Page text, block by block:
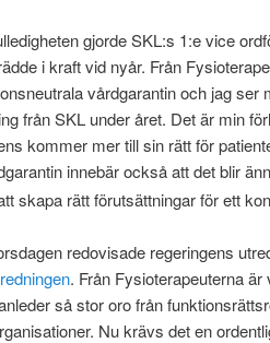
gjorde SKL:s 1:e vice
i kraft vid nyår. Från
vårdgarantin och jag ser
från SKL under året. Detär min
kommer mer till sin rätt för
innebär också att det blir
skapa rätt förutsättningar för ett
redovisade regeringens
. Från Fysioterapeuterna
så stor oro från
Nu krävs det en